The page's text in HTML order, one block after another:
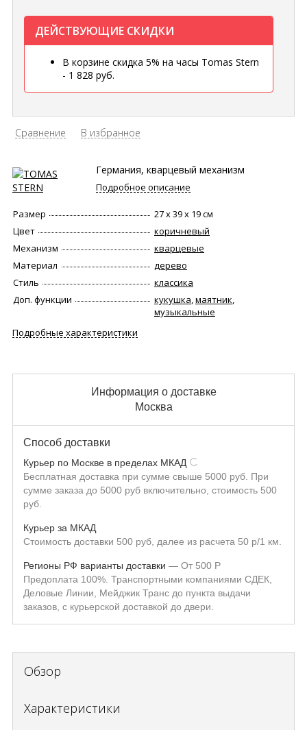
ДЕЙСТВУЮЩИЕ СКИДКИ
В корзине скидка 5% на часы Tomas Stern
- 1 828 руб.
Сравнение В избранное
Германия, кварцевый механизм
Подробное описание
Размер
27 х 39 х 19 см
Цвет
коричневый
Механизм
кварцевые
Материал
дерево
Стиль
классика
Доп. функции
кукушка,маятник,
музыкальные
Подробные характеристики
Информация о доставке
Москва
Способ доставки
Курьер по Москве в пределах МКАД
Бесплатная доставка при сумме свыше 5000 руб. При
сумме заказа до 5000 руб включительно, стоимость 500
руб.
Курьер за МКАД
Стоимость доставки 500 руб, далее из расчета 50 р/1 км.
Регионы РФ варианты доставки От 500 Р
Предоплата 100%. Транспортными компаниями СДЕК,
Деловые Линии, Мейджик Транс до пункта выдачи
заказов, с курьерской доставкой до двери.
Обзор
Характеристики